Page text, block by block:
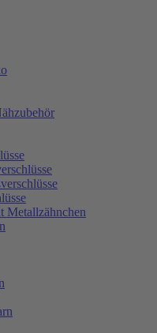
Metallzähnchen